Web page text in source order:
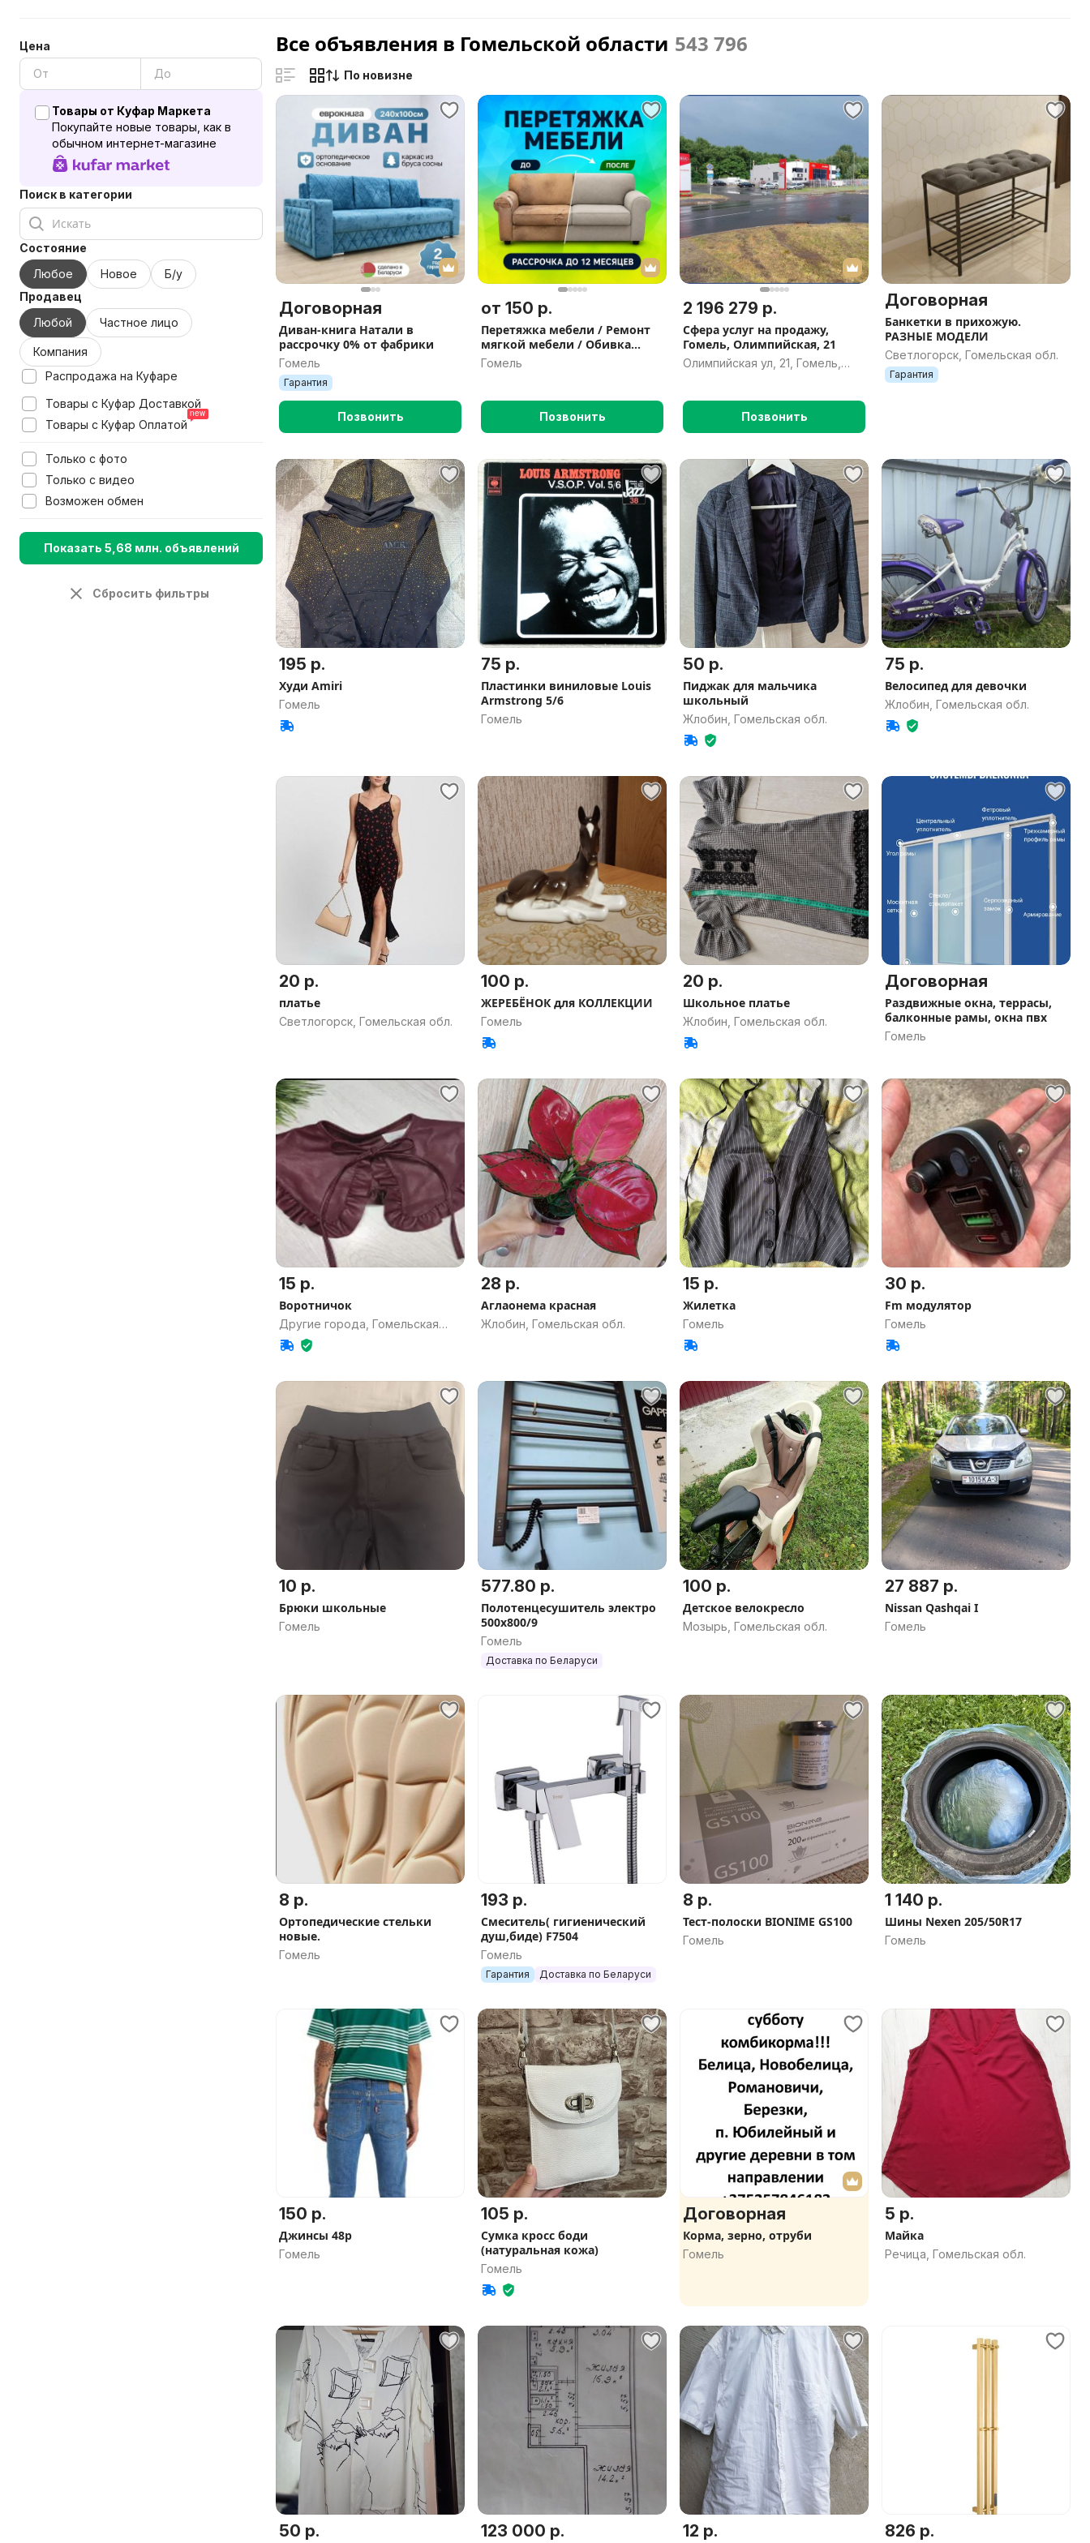
Цена
Товары от Куфар Маркета
Покупайте новые товары, как в
обычном интернет-магазине
Поиск в категории
Состояние
Любое
Новое
Б/у
Продавец
Любой
Частное лицо
Компания
Распродажа на Куфаре
Товары с Куфар Доставкой
Товары с Куфар Оплатой
Только с фото
Только с видео
Возможен обмен
Показать 5,68 млн. объявлений
Сбросить фильтры
Все объявления в Гомельской области 543 796
По новизне
Договорная
Диван-книга Натали в
рассрочку 0% от фабрики
Гомель
Гарантия
Позвонить
от 150 р.
Перетяжка мебели / Ремонт
мягкой мебели / Обивка
мебели / Реставрация мебели
Гомель
Позвонить
2 196 279 р.
Сфера услуг на продажу,
Гомель, Олимпийская, 21
Олимпийская ул, 21, Гомель,
Позвонить
Договорная
Банкетки в прихожую.
РАЗНЫЕ МОДЕЛИ
Светлогорск, Гомельская обл.
Гарантия
195 р.
Худи Amiri
Гомель
75 р.
Пластинки виниловые Louis
Armstrong 5/6
Гомель
50 р.
Пиджак для мальчика
школьный
Жлобин, Гомельская обл.
75 р.
Велосипед для девочки
Жлобин, Гомельская обл.
20 р.
платье
Светлогорск, Гомельская обл.
100 р.
ЖЕРЕБЁНОК для КОЛЛЕКЦИИ
Гомель
20 р.
Школьное платье
Жлобин, Гомельская обл.
Договорная
Раздвижные окна, террасы,
балконные рамы, окна пвх
Гомель
15 р.
Воротничок
Другие города, Гомельская
обл.
28 р.
Аглаонема красная
Жлобин, Гомельская обл.
15 р.
Жилетка
Гомель
30 р.
Fm модулятор
Гомель
10 р.
Брюки школьные
Гомель
577.80 р.
Полотенцесушитель электро
500х800/9
Гомель
Доставка по Беларуси
100 р.
Детское велокресло
Мозырь, Гомельская обл.
27 887 р.
Nissan Qashqai I
Гомель
8 р.
Ортопедические стельки
новые.
Гомель
193 р.
Смеситель( гигиенический
душ,биде) F7504
Гомель
Гарантия Доставка по Беларуси
8 р.
Тест-полоски BIONIME GS100
Гомель
1 140 р.
Шины Nexen 205/50R17
Гомель
150 р.
Джинсы 48р
Гомель
105 р.
Сумка кросс боди
(натуральная кожа)
Гомель
Договорная
Корма, зерно, отруби
Гомель
5 р.
Майка
Речица, Гомельская обл.
50 р. 123 000 р. 12 р. 826 р.